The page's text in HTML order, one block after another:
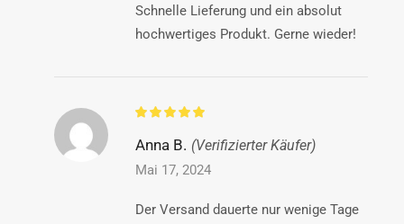
Schnelle Lieferung und ein absolut
hochwertiges Produkt. Gerne wieder!
Anna B. (Verifizierter Käufer)
Mai 17, 2024
Der Versand dauerte nur wenige Tage